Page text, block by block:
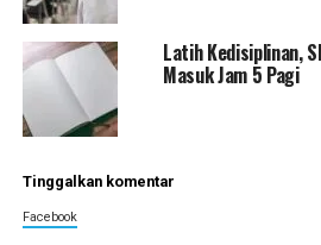
Latih Kedisiplinan,
Masuk Jam 5 Pagi
Tinggalkan komentar
Facebook